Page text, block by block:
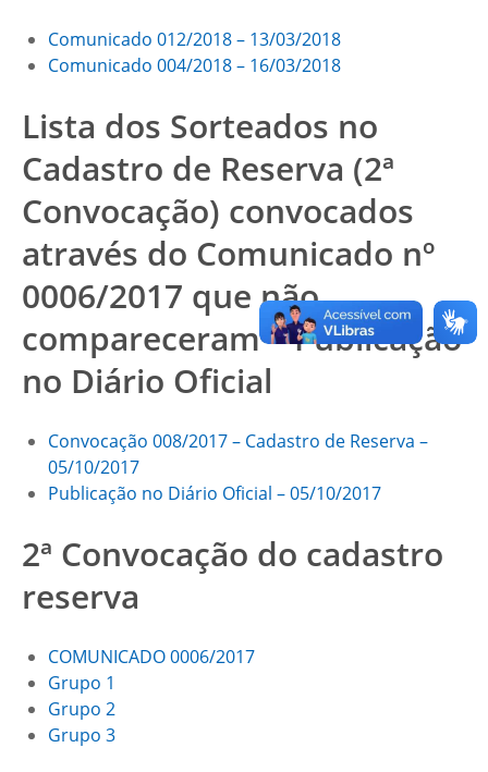
Comunicado 012/2018 – 13/03/2018
Comunicado 004/2018 – 16/03/2018
Lista dos Sorteados no
Cadastro de Reserva (2ª
Convocação) convocados
através do Comunicado nº
0006/2017 que não
compareceram – Publicação
no Diário Oficial
Convocação 008/2017 – Cadastro de Reserva –
05/10/2017
Publicação no Diário Oficial – 05/10/2017
2ª Convocação do cadastro
reserva
COMUNICADO 0006/2017
Grupo 1
Grupo 2
Grupo 3